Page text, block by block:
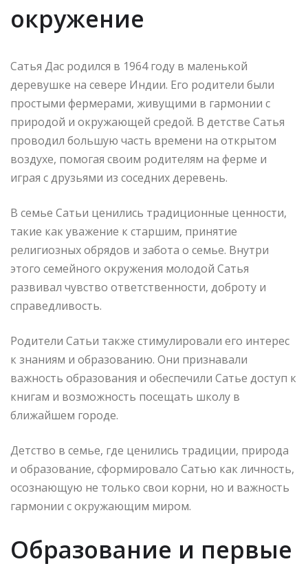
окружение
Сатья Дас родился в 1964 году в маленькой
деревушке на севере Индии. Его родители были
простыми фермерами, живущими в гармонии с
природой и окружающей средой. В детстве Сатья
проводил большую часть времени на открытом
воздухе, помогая своим родителям на ферме и
играя с друзьями из соседних деревень.
В семье Сатьи ценились традиционные ценности,
такие как уважение к старшим, принятие
религиозных обрядов и забота о семье. Внутри
этого семейного окружения молодой Сатья
развивал чувство ответственности, доброту и
справедливость.
Родители Сатьи также стимулировали его интерес
к знаниям и образованию. Они признавали
важность образования и обеспечили Сатье доступ к
книгам и возможность посещать школу в
ближайшем городе.
Детство в семье, где ценились традиции, природа
и образование, сформировало Сатью как личность,
осознающую не только свои корни, но и важность
гармонии с окружающим миром.
Образование и первые